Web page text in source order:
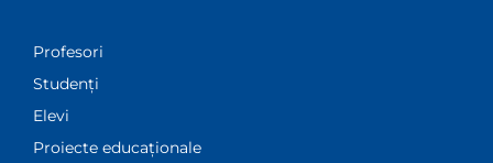
Profesori
Studenți
Elevi
Proiecte educaționale